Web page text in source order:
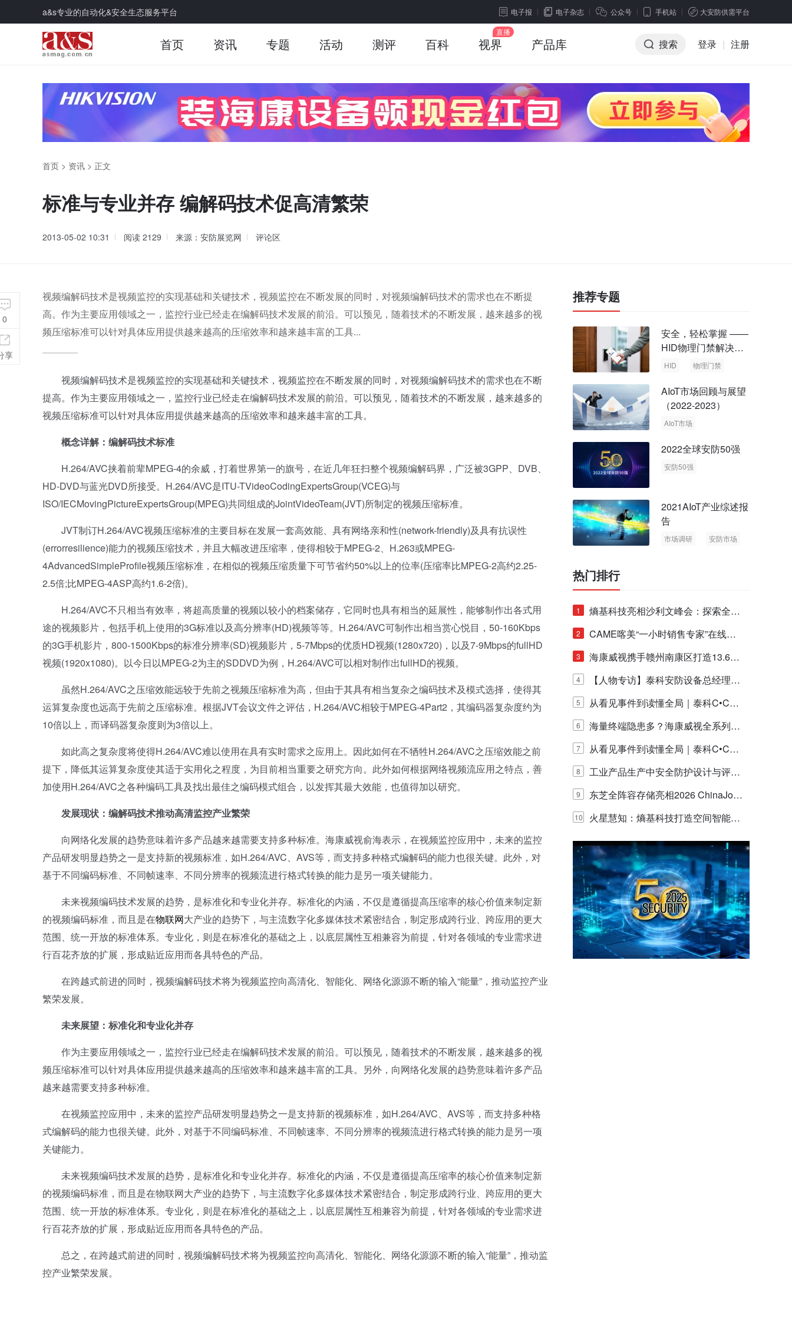
a&s专业的自动化&安全生态服务平台 电子报 电子杂志 公众号 手机站 大安防供需平台
首页 资讯 专题 活动 测评 百科 视界 产品库 搜索 登录 | 注册
首页 > 资讯 > 正文
标准与专业并存 编解码技术促高清繁荣
2013-05-02 10:31 阅读 2129 来源：安防展览网 评论区
视频编解码技术是视频监控的实现基础和关键技术，视频监控在不断发展的同时，对视频编解码技术的需求也在不断提
高。作为主要应用领域之一，监控行业已经走在编解码技术发展的前沿。可以预见，随着技术的不断发展，越来越多的视
频压缩标准可以针对具体应用提供越来越高的压缩效率和越来越丰富的工具...
视频编解码技术是视频监控的实现基础和关键技术，视频监控在不断发展的同时，对视频编解码技术的需求也在不断
提高。作为主要应用领域之一，监控行业已经走在编解码技术发展的前沿。可以预见，随着技术的不断发展，越来越多的
视频压缩标准可以针对具体应用提供越来越高的压缩效率和越来越丰富的工具。
概念详解：编解码技术标准
H.264/AVC挟着前辈MPEG-4的余威，打着世界第一的旗号，在近几年狂扫整个视频编解码界，广泛被3GPP、DVB、
HD-DVD与蓝光DVD所接受。H.264/AVC是ITU-TVideoCodingExpertsGroup(VCEG)与
ISO/IECMovingPictureExpertsGroup(MPEG)共同组成的JointVideoTeam(JVT)所制定的视频压缩标准。
JVT制订H.264/AVC视频压缩标准的主要目标在发展一套高效能、具有网络亲和性(network-friendly)及具有抗误性
(errorresilience)能力的视频压缩技术，并且大幅改进压缩率，使得相较于MPEG-2、H.263或MPEG-
4AdvancedSimpleProfile视频压缩标准，在相似的视频压缩质量下可节省约50%以上的位率(压缩率比MPEG-2高约2.25-
2.5倍;比MPEG-4ASP高约1.6-2倍)。
H.264/AVC不只相当有效率，将超高质量的视频以较小的档案储存，它同时也具有相当的延展性，能够制作出各式用
途的视频影片，包括手机上使用的3G标准以及高分辨率(HD)视频等等。H.264/AVC可制作出相当赏心悦目，50-160Kbps
的3G手机影片，800-1500Kbps的标准分辨率(SD)视频影片，5-7Mbps的优质HD视频(1280x720)，以及7-9Mbps的fullHD
视频(1920x1080)。以今日以MPEG-2为主的SDDVD为例，H.264/AVC可以相对制作出fullHD的视频。
虽然H.264/AVC之压缩效能远较于先前之视频压缩标准为高，但由于其具有相当复杂之编码技术及模式选择，使得其
运算复杂度也远高于先前之压缩标准。根据JVT会议文件之评估，H.264/AVC相较于MPEG-4Part2，其编码器复杂度约为
10倍以上，而译码器复杂度则为3倍以上。
如此高之复杂度将使得H.264/AVC难以使用在具有实时需求之应用上。因此如何在不牺牲H.264/AVC之压缩效能之前
提下，降低其运算复杂度使其适于实用化之程度，为目前相当重要之研究方向。此外如何根据网络视频流应用之特点，善
加使用H.264/AVC之各种编码工具及找出最佳之编码模式组合，以发挥其最大效能，也值得加以研究。
发展现状：编解码技术推动高清监控产业繁荣
向网络化发展的趋势意味着许多产品越来越需要支持多种标准。海康威视俞海表示，在视频监控应用中，未来的监控
产品研发明显趋势之一是支持新的视频标准，如H.264/AVC、AVS等，而支持多种格式编解码的能力也很关键。此外，对
基于不同编码标准、不同帧速率、不同分辨率的视频流进行格式转换的能力是另一项关键能力。
未来视频编码技术发展的趋势，是标准化和专业化并存。标准化的内涵，不仅是遵循提高压缩率的核心价值来制定新
的视频编码标准，而且是在物联网大产业的趋势下，与主流数字化多媒体技术紧密结合，制定形成跨行业、跨应用的更大
范围、统一开放的标准体系。专业化，则是在标准化的基础之上，以底层属性互相兼容为前提，针对各领域的专业需求进
行百花齐放的扩展，形成贴近应用而各具特色的产品。
在跨越式前进的同时，视频编解码技术将为视频监控向高清化、智能化、网络化源源不断的输入“能量”，推动监控产业
繁荣发展。
未来展望：标准化和专业化并存
作为主要应用领域之一，监控行业已经走在编解码技术发展的前沿。可以预见，随着技术的不断发展，越来越多的视
频压缩标准可以针对具体应用提供越来越高的压缩效率和越来越丰富的工具。另外，向网络化发展的趋势意味着许多产品
越来越需要支持多种标准。
在视频监控应用中，未来的监控产品研发明显趋势之一是支持新的视频标准，如H.264/AVC、AVS等，而支持多种格
式编解码的能力也很关键。此外，对基于不同编码标准、不同帧速率、不同分辨率的视频流进行格式转换的能力是另一项
关键能力。
未来视频编码技术发展的趋势，是标准化和专业化并存。标准化的内涵，不仅是遵循提高压缩率的核心价值来制定新
的视频编码标准，而且是在物联网大产业的趋势下，与主流数字化多媒体技术紧密结合，制定形成跨行业、跨应用的更大
范围、统一开放的标准体系。专业化，则是在标准化的基础之上，以底层属性互相兼容为前提，针对各领域的专业需求进
行百花齐放的扩展，形成贴近应用而各具特色的产品。
总之，在跨越式前进的同时，视频编解码技术将为视频监控向高清化、智能化、网络化源源不断的输入“能量”，推动监
控产业繁荣发展。
0
享
推荐专题
安全，轻松掌握 ——
HID物理门禁解决方
案，启动智慧安全新
HID 物理门禁
AIoT市场回顾与展望
（2022-2023）
AIoT市场
2022全球安防50强
安防50强
2021AIoT产业综述报
告
市场调研
安防市场
热门排行
1
熵基科技亮相沙利文峰会：探索全栈
脑机技术商业化生态新路径
2
CAME喀美“一小时销售专家”在线赋
能培训正式启动！
3
海康威视携手赣州南康区打造13.6公
里绿波网
4
【人物专访】泰科安防设备总经理张
宁解码安防出海新范式
5
从看见事件到读懂全局｜泰科C•CUR
E IQ 3.20开启安防运营智能新时代
6
海量终端隐患多？海康威视全系列物
联安全产品，四层守护更放心！
7
从看见事件到读懂全局｜泰科C•CUR
E IQ 3.20开启安防运营智能新时代
8
工业产品生产中安全防护设计与评估
的实践与探讨
9
东芝全阵容存储亮相2026 ChinaJo
y，以海量数据底座赋能“与AI同游”新
体验
10
火星慧知：熵基科技打造空间智能时
代的认知中枢